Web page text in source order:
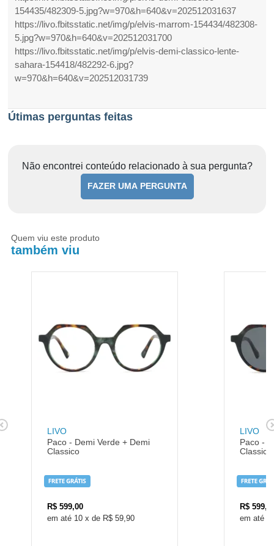
154435/482309-5.jpg?w=970&h=640&v=202512031637
https://livo.fbitsstatic.net/img/p/elvis-marrom-154434/482308-
5.jpg?w=970&h=640&v=202512031700
https://livo.fbitsstatic.net/img/p/elvis-demi-classico-lente-
sahara-154418/482292-6.jpg?
w=970&h=640&v=202512031739
Útimas perguntas feitas
Não encontrei conteúdo relacionado à sua pergunta?
FAZER UMA PERGUNTA
Quem viu este produto
também viu
LIVO
Paco - Demi Verde + Demi
Classico
R$ 599,00
10 x de R$ 59,90
LIVO
Paco -
Classico
R$